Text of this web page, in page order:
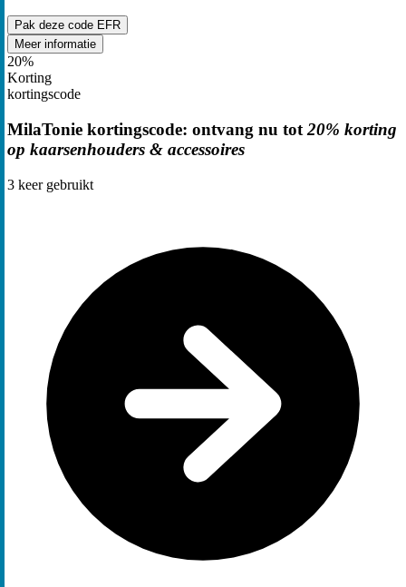
Pak deze code EFR
Meer informatie
20%
Korting
kortingscode
MilaTonie kortingscode: ontvang nu tot 20% korting
op kaarsenhouders & accessoires
3 keer gebruikt